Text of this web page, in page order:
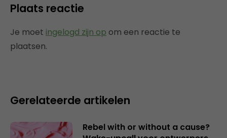
Plaats reactie
Je moet ingelogd zijn op om een reactie te
plaatsen.
Gerelateerde artikelen
Rebel with or without a cause?